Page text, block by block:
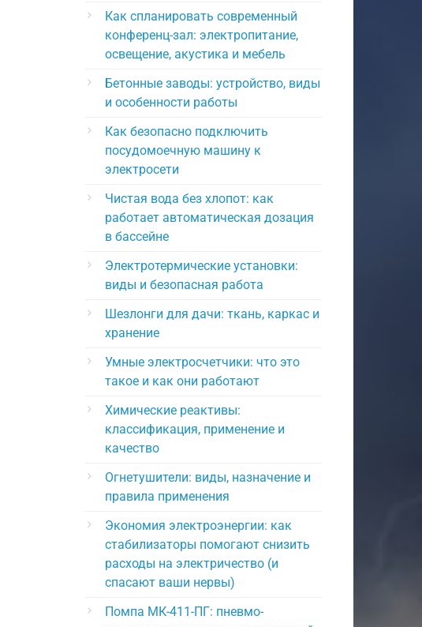
Как спланировать современный
конференц-зал: электропитание,
освещение, акустика и мебель
Бетонные заводы: устройство, виды
и особенности работы
Как безопасно подключить
посудомоечную машину к
электросети
Чистая вода без хлопот: как
работает автоматическая дозация
в бассейне
Электротермические установки:
виды и безопасная работа
Шезлонги для дачи: ткань, каркас и
хранение
Умные электросчетчики: что это
такое и как они работают
Химические реактивы:
классификация, применение и
качество
Огнетушители: виды, назначение и
правила применения
Экономия электроэнергии: как
стабилизаторы помогают снизить
расходы на электричество (и
спасают ваши нервы)
Помпа МК-411-ПГ: пневмо-